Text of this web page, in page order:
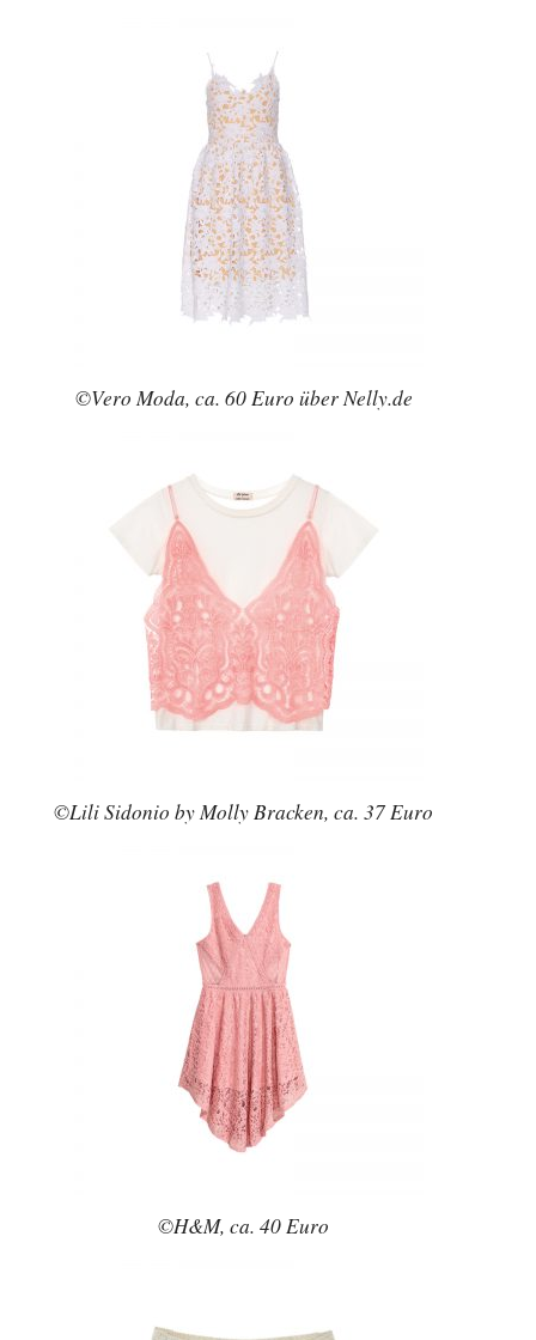
©Vero Moda, ca. 60 Euro über Nelly.de
©Lili Sidonio by Molly Bracken, ca. 37 Euro
©H&M, ca. 40 Euro